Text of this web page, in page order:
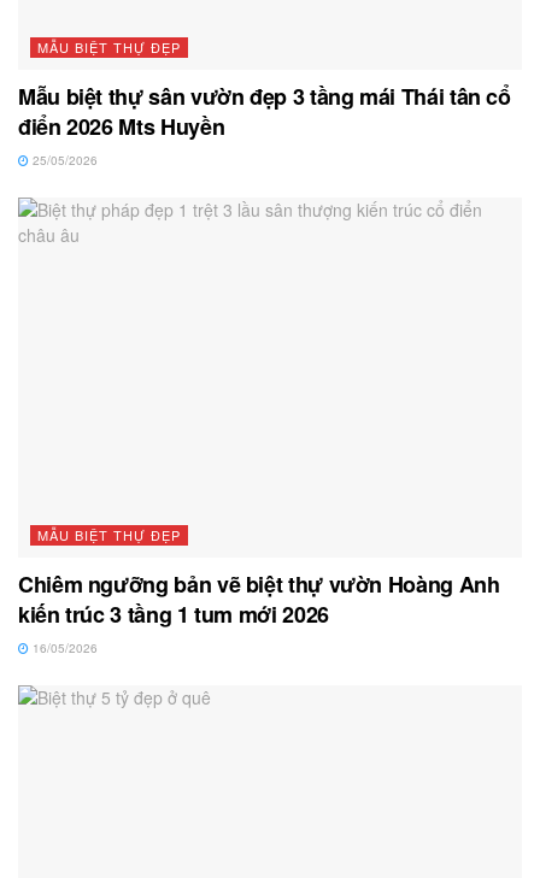
MẪU BIỆT THỰ ĐẸP
Mẫu biệt thự sân vườn đẹp 3 tầng mái Thái tân cổ
điển 2026 Mts Huyền
25/05/2026
MẪU BIỆT THỰ ĐẸP
Chiêm ngưỡng bản vẽ biệt thự vườn Hoàng Anh
kiến trúc 3 tầng 1 tum mới 2026
16/05/2026